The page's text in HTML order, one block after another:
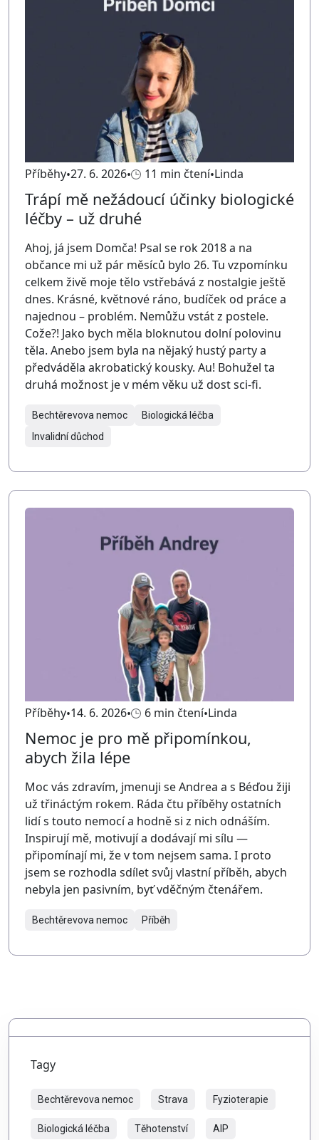
Příběhy 27. 6. 2026 11 min čtení Linda
Trápí mě nežádoucí účinky biologické
léčby – už druhé
Ahoj, já jsem Domča! Psal se rok 2018 a na
občance mi už pár měsíců bylo 26. Tu vzpomínku
celkem živě moje tělo vstřebává z nostalgie ještě
dnes. Krásné, květnové ráno, budíček od práce a
najednou – problém. Nemůžu vstát z postele.
Cože?! Jako bych měla bloknutou dolní polovinu
těla. Anebo jsem byla na nějaký hustý party a
předváděla akrobatický kousky. Au! Bohužel ta
druhá možnost je v mém věku už dost sci-fi.
Bechtěrevova nemoc
Biologická léčba
Invalidní důchod
Příběhy 14. 6. 2026 6 min čtení Linda
Nemoc je pro mě připomínkou,
abych žila lépe
Moc vás zdravím, jmenuji se Andrea a s Béďou žiji
už třináctým rokem. Ráda čtu příběhy ostatních
lidí s touto nemocí a hodně si z nich odnáším.
Inspirují mě, motivují a dodávají mi sílu —
připomínají mi, že v tom nejsem sama. I proto
jsem se rozhodla sdílet svůj vlastní příběh, abych
nebyla jen pasivním, byť vděčným čtenářem.
Bechtěrevova nemoc Příběh
Tagy
Bechtěrevova nemoc Strava Fyzioterapie
Biologická léčba Těhotenství AIP